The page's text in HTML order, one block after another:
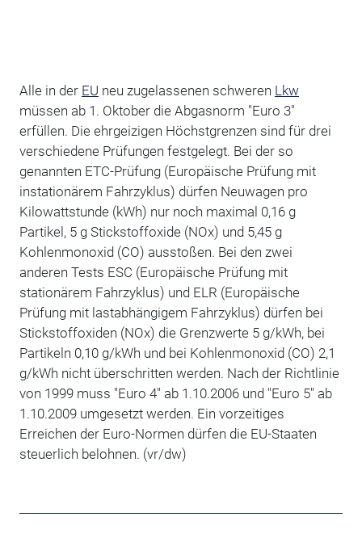
Alle in der EU neu zugelassenen schweren Lkw
müssen ab 1. Oktober die Abgasnorm "Euro 3"
erfüllen. Die ehrgeizigen Höchstgrenzen sind für drei
verschiedene Prüfungen festgelegt. Bei der so
genannten ETC-Prüfung (Europäische Prüfung mit
instationärem Fahrzyklus) dürfen Neuwagen pro
Kilowattstunde (kWh) nur noch maximal 0,16 g
Partikel, 5 g Stickstoffoxide (NOx) und 5,45 g
Kohlenmonoxid (CO) ausstoßen. Bei den zwei
anderen Tests ESC (Europäische Prüfung mit
stationärem Fahrzyklus) und ELR (Europäische
Prüfung mit lastabhängigem Fahrzyklus) dürfen bei
Stickstoffoxiden (NOx) die Grenzwerte 5 g/kWh, bei
Partikeln 0,10 g/kWh und bei Kohlenmonoxid (CO) 2,1
g/kWh nicht überschritten werden. Nach der Richtlinie
von 1999 muss "Euro 4" ab 1.10.2006 und "Euro 5" ab
1.10.2009 umgesetzt werden. Ein vorzeitiges
Erreichen der Euro-Normen dürfen die EU-Staaten
steuerlich belohnen. (vr/dw)